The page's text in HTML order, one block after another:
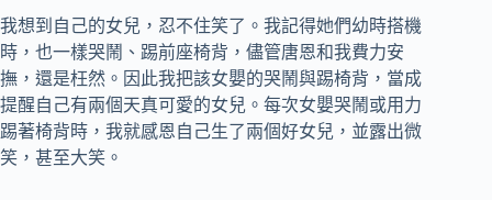
我想到自己的女兒，忍不住笑了。我記得她們幼時搭機
時，也一樣哭鬧、踢前座椅背，儘管唐恩和我費力安
撫，還是枉然。因此我把該女嬰的哭鬧與踢椅背，當成
提醒自己有兩個天真可愛的女兒。每次女嬰哭鬧或用力
踢著椅背時，我就感恩自己生了兩個好女兒，並露出微
笑，甚至大笑。